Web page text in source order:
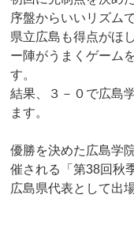
序盤からいいリズム
県立広島も得点がほ
ー陣がうまくゲーム
す。
結果、３－０で広島
ます。
優勝を決めた広島学
催される「第38回秋
広島県代表として出